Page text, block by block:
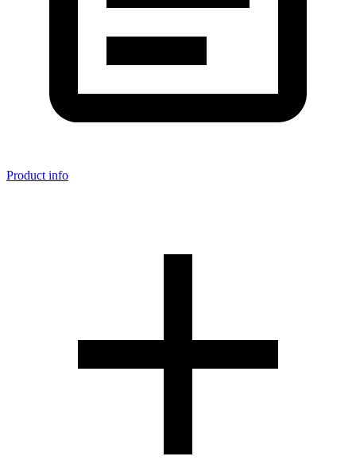
Product info